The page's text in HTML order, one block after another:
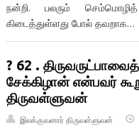
நன்றி. பலரும்
கிடைத்துள்ளது போல் தவறாக…
? 62 .
சேக்கிழான் என்பவர்
திருவள்ளுவன்
இலக்குவனார் திருவள்ளுவன்